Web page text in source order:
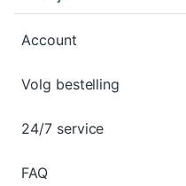
Account
Volg bestelling
24/7 service
FAQ